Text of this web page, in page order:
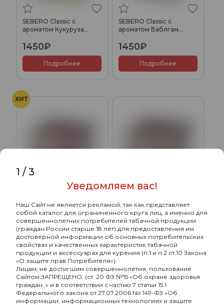
SEBERO Classic с
ароматом Кукуруза
1450₽
Подробнее
SEBERO Classic с
ароматом Баблгам
1450₽
Подробнее
ХИТ
ароматом Барбарис
(Barberry), 200 гр.
1450₽
Подробнее
ароматом Банан –
Клубника (Banana
strawberry), 200 гр.
1450₽
Подробнее
ХИТ
Клубника
ХИТ
Апельсин
1 /3
Уведомляем вас!
Наш Сайт не является рекламой, так как представляет
собой каталог для ограниченного круга лиц, а именно для
совершеннолетних потребителей табачной продукции
(граждан России старше 18 лет) для предоставления им
достоверной информации об основных потребительских
свойствах и качественных характеристик табачной
продукции и аксессуарах для курения (п.1 и п.2 ст.10 Закона
«О защите прав Потребителя»).
Лицам, не достигшим совершеннолетия, пользование
Сайтом ЗАПРЕЩЕНО. (ст. 20 ФЗ №15 «Об охране здоровья
граждан..» и в соответствии с частью 7 статьи 15.1
Федерального закона от 27.07.2006 No 149-ФЗ «Об
информации, информационных технологиях и защите